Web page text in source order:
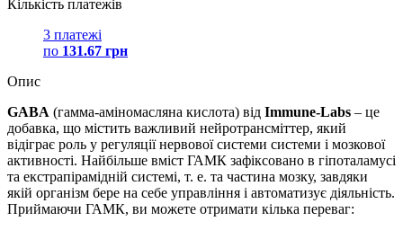
Кількість платежів
3 платежі
по 131.67 грн
Опис
GABA (гамма-аміномасляна кислота) від Immune-Labs – це
добавка, що містить важливий нейротрансміттер, який
відіграє роль у регуляції нервової системи системи і мозкової
активності. Найбільше вміст ГАМК зафіксовано в гіпоталамусі
та екстрапірамідній системі, т. е. та частина мозку, завдяки
якій організм бере на себе управління і автоматизує діяльність.
Приймаючи ГАМК, ви можете отримати кілька переваг: